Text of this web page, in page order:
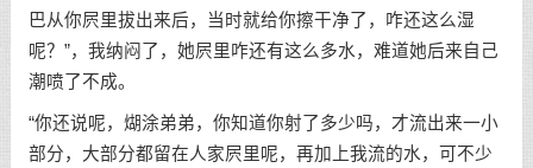
巴从你屄里拔出来后，当时就给你擦干净了，咋还这么湿
呢？”，我纳闷了，她屄里咋还有这么多水，难道她后来自己
潮喷了不成。
“你还说呢，煳涂弟弟，你知道你射了多少吗，才流出来一小
部分，大部分都留在人家屄里呢，再加上我流的水，可不少